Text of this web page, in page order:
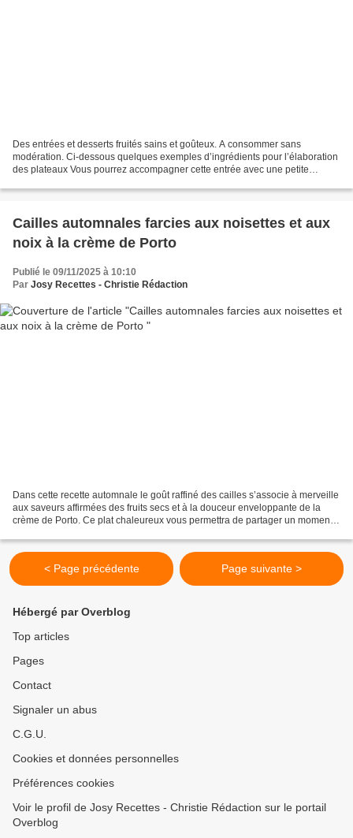
Des entrées et desserts fruités sains et goûteux. A consommer sans
modération. Ci-dessous quelques exemples d’ingrédients pour l’élaboration
des plateaux Vous pourrez accompagner cette entrée avec une petite
Cailles automnales farcies aux noisettes et aux
noix à la crème de Porto
Publié le 09/11/2025 à 10:10
Par Josy Recettes - Christie Rédaction
Dans cette recette automnale le goût raffiné des cailles s’associe à merveille
aux saveurs affirmées des fruits secs et à la douceur enveloppante de la
crème de Porto. Ce plat chaleureux vous permettra de partager un moment
< Page précédente Page suivante >
Hébergé par Overblog
Top articles
Pages
Contact
Signaler un abus
C.G.U.
Cookies et données personnelles
Préférences cookies
Voir le profil de Josy Recettes - Christie Rédaction sur le portail
Overblog